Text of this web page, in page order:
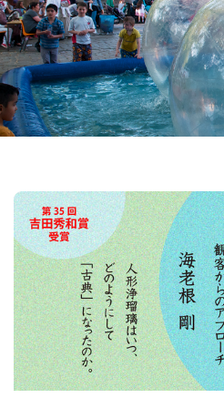
コ
ン
テ
ン
ツ
キ
ッ
プ